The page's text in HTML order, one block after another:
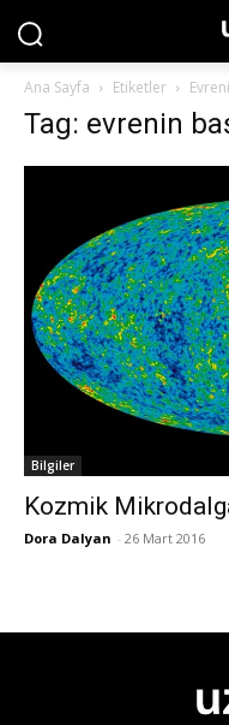
Ana Sayfa Etiketler
Tag: evrenin
Bilgiler
Kozmik
Dora Dalyan - 26 Mart 2016